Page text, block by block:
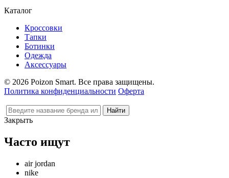
Каталог
Кроссовки
Тапки
Ботинки
Одежда
Аксессуары
© 2026 Poizon Smart. Все права защищены.
Политика конфиденциальности Оферта
Закрыть
Часто ищут
air jordan
nike